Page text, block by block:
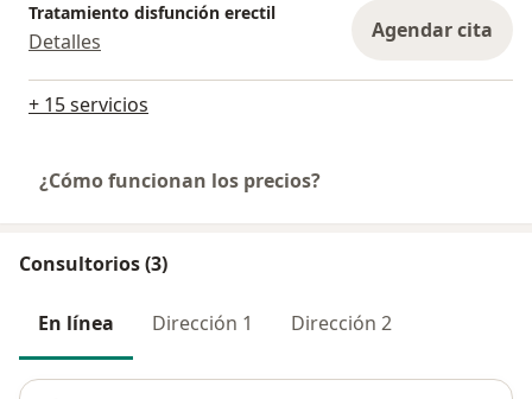
Tratamiento disfunción erectil
Detalles Agendar cita
+ 15 servicios
¿Cómo funcionan los precios?
Consultorios (3)
En línea Dirección 1 Dirección 2